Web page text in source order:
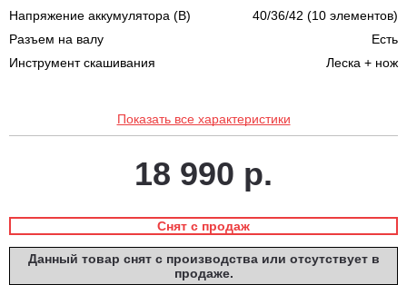
Напряжение аккумулятора (В)
40/36/42 (10 элементов)
Разъем на валу
Есть
Инструмент скашивания
Леска + нож
Показать все характеристики
18 990 р.
Снят с продаж
Данный товар снят с производства или отсутствует в
продаже.